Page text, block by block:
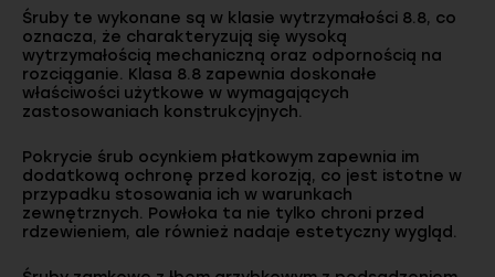
Śruby te wykonane są w klasie wytrzymałości 8.8, co
oznacza, że charakteryzują się wysoką
wytrzymałością mechaniczną oraz odpornością na
rozciąganie. Klasa 8.8 zapewnia doskonałe
właściwości użytkowe w wymagających
zastosowaniach konstrukcyjnych.
Pokrycie śrub ocynkiem płatkowym zapewnia im
dodatkową ochronę przed korozją, co jest istotne w
przypadku stosowania ich w warunkach
zewnętrznych. Powłoka ta nie tylko chroni przed
rdzewieniem, ale również nadaje estetyczny wygląd.